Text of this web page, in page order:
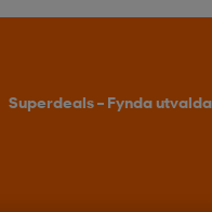
Superdeals – Fynda